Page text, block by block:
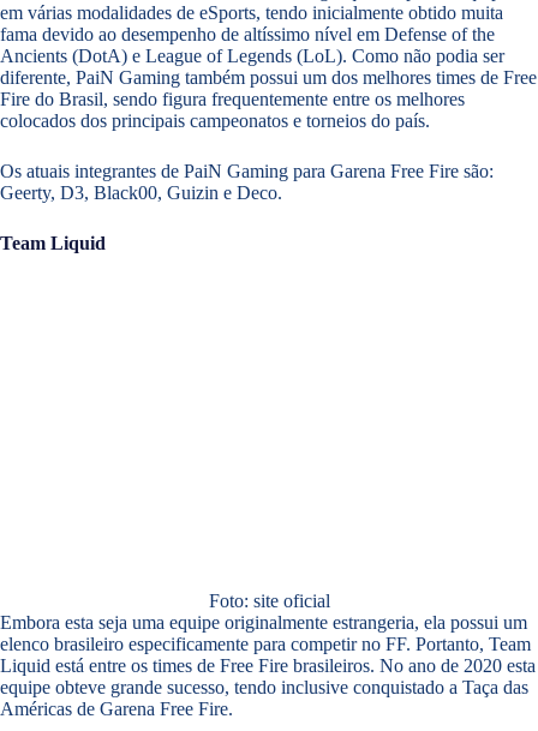
em várias modalidades de eSports, tendo inicialmente obtido muita
fama devido ao desempenho de altíssimo nível em Defense of the
Ancients (DotA) e League of Legends (LoL). Como não podia ser
diferente, PaiN Gaming também possui um dos melhores times de Free
Fire do Brasil, sendo figura frequentemente entre os melhores
colocados dos principais campeonatos e torneios do país.
Os atuais integrantes de PaiN Gaming para Garena Free Fire são:
Geerty, D3, Black00, Guizin e Deco.
Team Liquid
Foto: site oficial
Embora esta seja uma equipe originalmente estrangeria, ela possui um
elenco brasileiro especificamente para competir no FF. Portanto, Team
Liquid está entre os times de Free Fire brasileiros. No ano de 2020 esta
equipe obteve grande sucesso, tendo inclusive conquistado a Taça das
Américas de Garena Free Fire.